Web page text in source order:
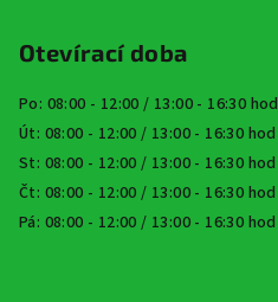
Otevírací doba
Po: 08:00 - 12:00 / 13:00 - 16:30 hod
Út: 08:00 - 12:00 / 13:00 - 16:30 hod
St: 08:00 - 12:00 / 13:00 - 16:30 hod
Čt: 08:00 - 12:00 / 13:00 - 16:30 hod
Pá: 08:00 - 12:00 / 13:00 - 16:30 hod